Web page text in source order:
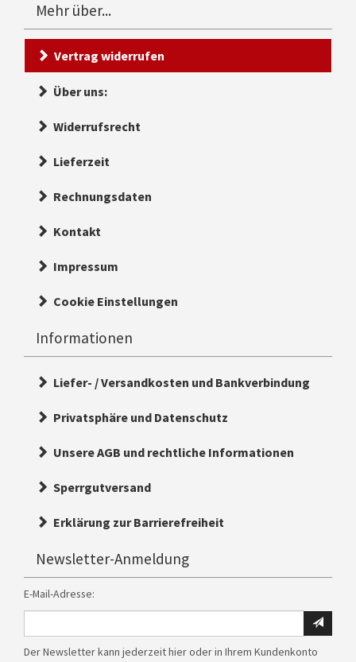
Mehr über...
Vertrag widerrufen
Über uns:
Widerrufsrecht
Lieferzeit
Rechnungsdaten
Kontakt
Impressum
Cookie Einstellungen
Informationen
Liefer- / Versandkosten und Bankverbindung
Privatsphäre und Datenschutz
Unsere AGB und rechtliche Informationen
Sperrgutversand
Erklärung zur Barrierefreiheit
Newsletter-Anmeldung
E-Mail-Adresse:
E-
Mail
Der Newsletter kann jederzeit hier oder in Ihrem Kundenkonto